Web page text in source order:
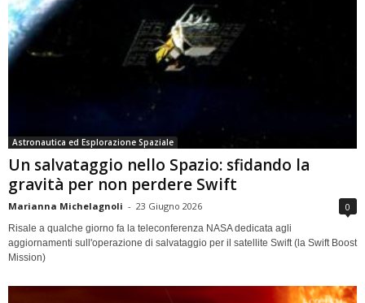
Astronautica ed Esplorazione Spaziale
Un salvataggio nello Spazio: sfidando la
gravità per non perdere Swift
Marianna Michelagnoli - 23 Giugno 2026 0
Risale a qualche giorno fa la teleconferenza NASA dedicata agli
aggiornamenti sull'operazione di salvataggio per il satellite Swift (la Swift Boost
Mission)